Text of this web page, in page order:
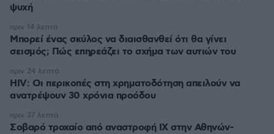
ψυχή
Μπορεί ένας σκύλος να διαισθανθεί ότι θα γίνει
σεισμός; Πώς επηρεάζει το σχήμα των αυτιών του
πριν 14 λεπτά
HIV: Οι περικοπές στη χρηματοδότηση απειλούν να
ανατρέψουν 30 χρόνια προόδου
πριν 24 λεπτά
Σοβαρό τροχαίο από αναστροφή ΙΧ στην Αθηνών-
πριν 37 λεπτά